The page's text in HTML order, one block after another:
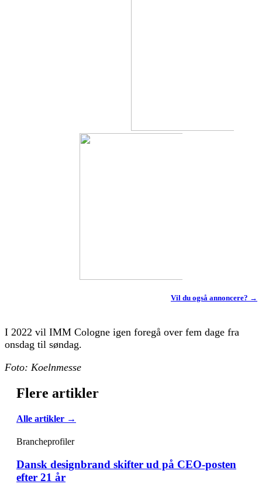
Vil du også annoncere? →
I 2022 vil IMM Cologne igen foregå over fem dage fra
onsdag til søndag.
Foto: Koelnmesse
Flere artikler
Alle artikler →
Brancheprofiler
Dansk designbrand skifter ud på CEO-posten
efter 21 år